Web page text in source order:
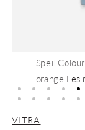
Speil
orange Les
VITRA